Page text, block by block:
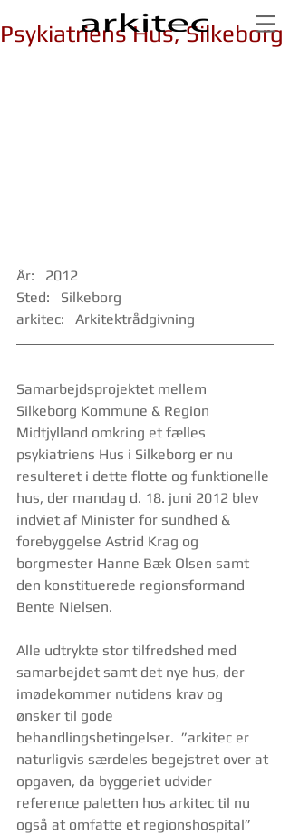
Psykiatriens Hus, Silkeborg
År:   2012
Sted:   Silkeborg
arkitec:   Arkitektrådgivning
Samarbejdsprojektet mellem
Silkeborg Kommune & Region
Midtjylland omkring et fælles
psykiatriens Hus i Silkeborg er nu
resulteret i dette flotte og funktionelle
hus, der mandag d. 18. juni 2012 blev
indviet af Minister for sundhed &
forebyggelse Astrid Krag og
borgmester Hanne Bæk Olsen samt
den konstituerede regionsformand
Bente Nielsen.
Alle udtrykte stor tilfredshed med
samarbejdet samt det nye hus, der
imødekommer nutidens krav og
ønsker til gode
behandlingsbetingelser.  ”arkitec er
naturligvis særdeles begejstret over at
opgaven, da byggeriet udvider
reference paletten hos arkitec til nu
også at omfatte et regionshospital”